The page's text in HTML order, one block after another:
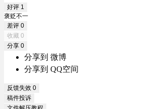
好评 1
褒贬不一
差评 0
收藏 0
分享 0
分享到 微博
分享到 QQ空间
反馈失效 0
稿件投诉